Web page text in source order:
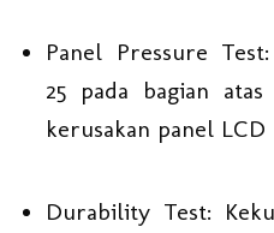
Panel Pressure
25 pada bagian
kerusakan panel
Durability Test: